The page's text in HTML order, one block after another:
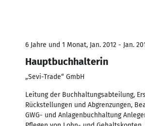
6 Jahre und 1 Monat, Jan. 2012 - Jan.
Hauptbuchhalterin
„Sevi-Trade“ GmbH
Leitung der Buchhaltungsabteilung,
Rückstellungen und Abgrenzungen,
GWG- und Anlagenbuchhaltung